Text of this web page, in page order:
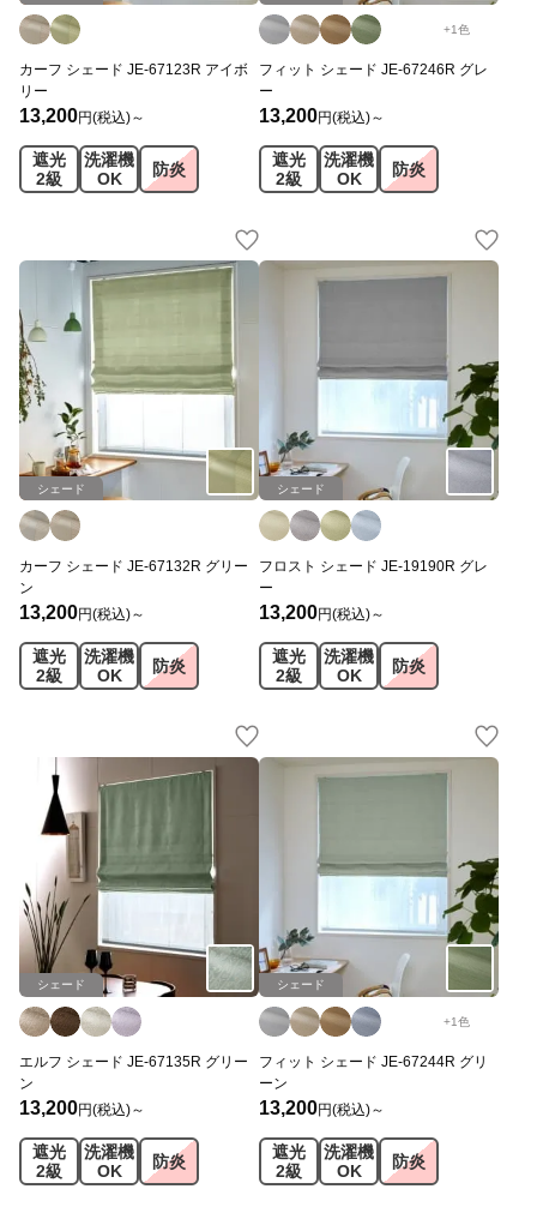
カーフ シェード JE-67123R アイボ
リー
13,200円(税込)～
遮光
2級
洗濯機
OK
防炎
+1色
フィット シェード JE-67246R グレ
ー
13,200円(税込)～
遮光
2級
洗濯機
OK
防炎
シェード
カーフ シェード JE-67132R グリー
ン
13,200円(税込)～
遮光
2級
洗濯機
OK
防炎
シェード
フロスト シェード JE-19190R グレ
ー
13,200円(税込)～
遮光
2級
洗濯機
OK
防炎
シェード
エルフ シェード JE-67135R グリー
ン
13,200円(税込)～
遮光
2級
洗濯機
OK
防炎
シェード
+1色
フィット シェード JE-67244R グリ
ーン
13,200円(税込)～
遮光
2級
洗濯機
OK
防炎